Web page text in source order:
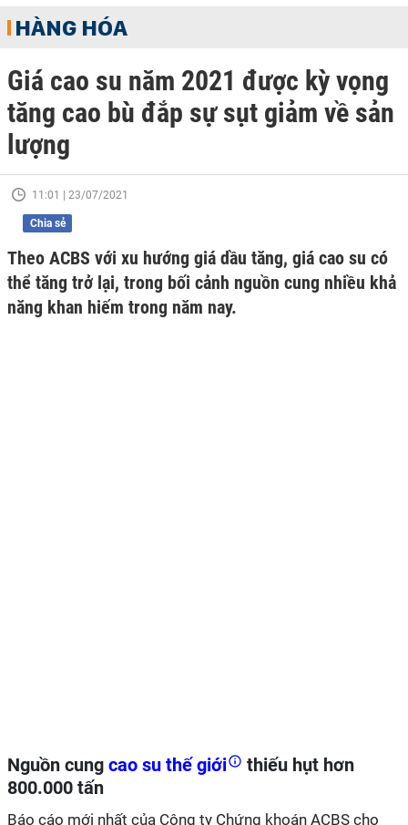
HÀNG HÓA
Giá cao su năm 2021 được kỳ vọng
tăng cao bù đắp sự sụt giảm về sản
lượng
11:01 | 23/07/2021
Chia sẻ
Theo ACBS với xu hướng giá dầu tăng, giá cao su có
thể tăng trở lại, trong bối cảnh nguồn cung nhiều khả
năng khan hiếm trong năm nay.
Nguồn cung cao su thế giới
thiếu hụt hơn
800.000 tấn
Báo cáo mới nhất của Công ty Chứng khoán ACBS cho